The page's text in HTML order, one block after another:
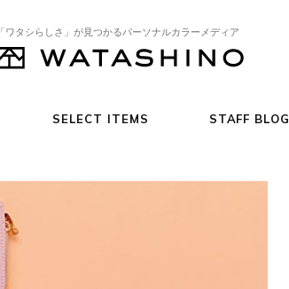
「ワタシらしさ」が見つかるパーソナルカラーメディア
SELECT ITEMS STAFF BLOG